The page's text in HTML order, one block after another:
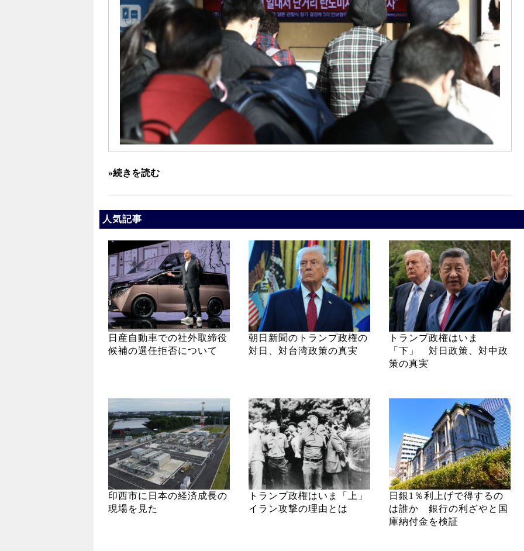
»続きを読む
人気記事
日産自動車での社外取締役
候補の選任拒否について
朝日新聞のトランプ政権の
対日、対台湾政策の真実
トランプ政権はいま
「下」 対日政策、対中政
策の真実
印西市に日本の経済成長の
現場を見た
トランプ政権はいま「上」
イラン攻撃の理由とは
日銀1％利上げで得するの
は誰か 銀行の利ざやと国
庫納付金を検証